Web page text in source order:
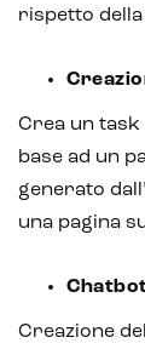
rispetto
Crea un task
base ad un
generato
una pagina
Creazione